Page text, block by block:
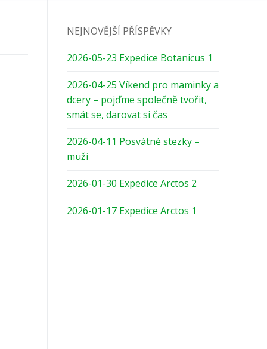
Hledat:
NEJNOVĚJŠÍ PŘÍSPĚVKY
2026-05-23 Expedice Botanicus 1
2026-04-25 Víkend pro maminky a
dcery – pojďme společně tvořit,
smát se, darovat si čas
2026-04-11 Posvátné stezky –
muži
2026-01-30 Expedice Arctos 2
2026-01-17 Expedice Arctos 1